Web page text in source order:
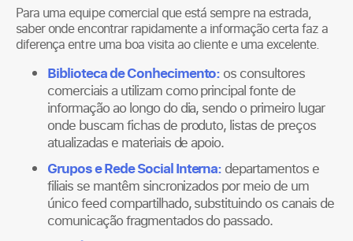
Para uma equipe comercial que está sempre na estrada,
saber onde encontrar rapidamente a informação certa faz a
diferença entre uma boa visita ao cliente e uma excelente.
Biblioteca de Conhecimento: os consultores
comerciais a utilizam como principal fonte de
informação ao longo do dia, sendo o primeiro lugar
onde buscam fichas de produto, listas de preços
atualizadas e materiais de apoio.
Grupos e Rede Social Interna: departamentos e
filiais se mantêm sincronizados por meio de um
único feed compartilhado, substituindo os canais de
comunicação fragmentados do passado.